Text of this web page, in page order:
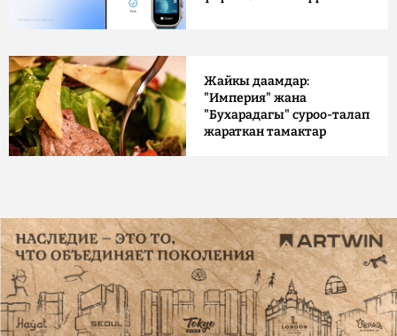
Жайкы даамдар:
"Империя" жана
"Бухарадагы" суроо-талап
жараткан тамактар